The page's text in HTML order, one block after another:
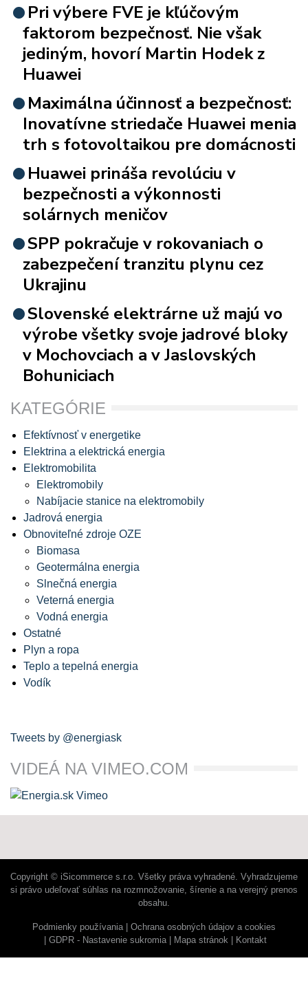
Pri výbere FVE je kľúčovým
faktorom bezpečnosť. Nie však
jediným, hovorí Martin Hodek z
Huawei
Maximálna účinnosť a bezpečnosť:
Inovatívne striedače Huawei menia
trh s fotovoltaikou pre domácnosti
Huawei prináša revolúciu v
bezpečnosti a výkonnosti
solárnych meničov
SPP pokračuje v rokovaniach o
zabezpečení tranzitu plynu cez
Ukrajinu
Slovenské elektrárne už majú vo
výrobe všetky svoje jadrové bloky
v Mochovciach a v Jaslovských
Bohuniciach
KATEGÓRIE
Efektívnosť v energetike
Elektrina a elektrická energia
Elektromobilita
Elektromobily
Nabíjacie stanice na elektromobily
Jadrová energia
Obnoviteľné zdroje OZE
Biomasa
Geotermálna energia
Slnečná energia
Veterná energia
Vodná energia
Ostatné
Plyn a ropa
Teplo a tepelná energia
Vodík
Tweets by @energiask
VIDEÁ NA VIMEO.COM
Copyright © iSicommerce s.r.o. Všetky práva vyhradené. Vyhradzujeme
si právo udeľovať súhlas na rozmnožovanie, šírenie a na verejný prenos
obsahu.
Podmienky používania
Ochrana osobných údajov a cookies
GDPR - Nastavenie sukromia
Mapa stránok Kontakt